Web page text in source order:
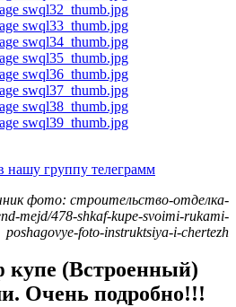
фото: строительство-отделка-
mejd/478-shkaf-kupe-svoimi-rukami-
poshagovye-foto-instruktsiya-i-chertezh
(Встроенный)
Очень подробно!!!